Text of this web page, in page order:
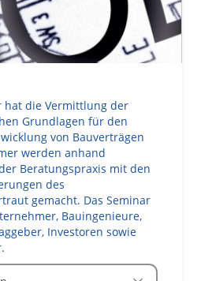
hat die Vermittlung der
Grundlagen für den
von Bauverträgen
werden anhand
Beratungspraxis mit den
des
gemacht. Das Seminar
Bauingenieure,
Investoren sowie